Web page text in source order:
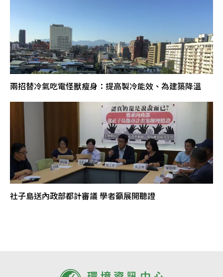
兩招替冷氣吃電怪獸瘦身：提高製冷能效、為建築降溫
社子島送內政部都計審議 學者籲展開聽證